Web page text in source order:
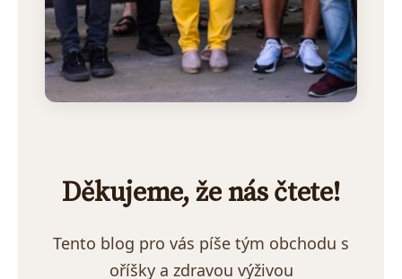
Děkujeme, že nás čtete!
Tento blog pro vás píše tým obchodu s
oříšky a zdravou výživou